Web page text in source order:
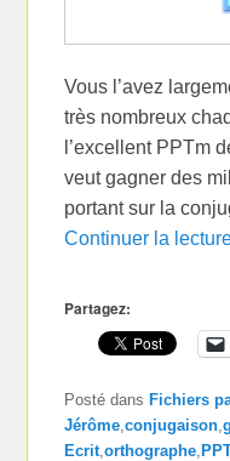
Vous l’avez
très nombreux
l’excellent PPTm
veut gagner des
portant sur la
Continuer la
Partagez:
Posté dans Fichiers
Jérôme ,conjugaison ,
Ecrit ,orthographe ,